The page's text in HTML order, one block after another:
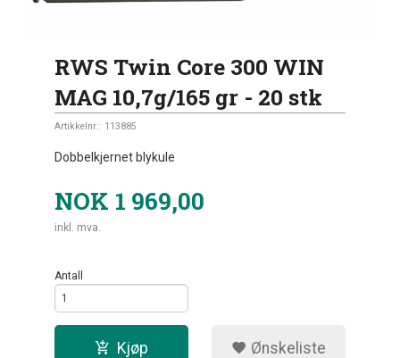
RWS Twin Core 300 WIN
MAG 10,7g/165 gr - 20 stk
Artikkelnr.: 113885
Dobbelkjernet blykule
NOK 1 969,00
inkl. mva.
Antall
Kjøp Ønskeliste